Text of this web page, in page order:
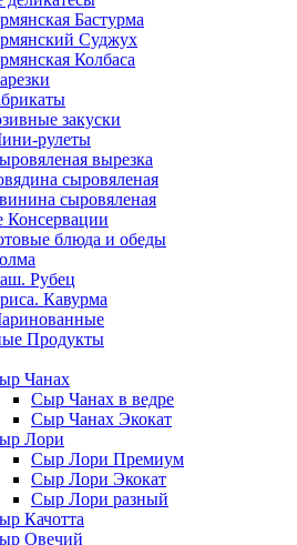
Бастурма
Суджух
Колбаса
закуски
рулеты
вырезка
сыровяленая
сыровяленая
блюда и обеды
Рубец
Кавурма
Продукты
Чанах
Сыр Чанах в ведре
Сыр Чанах Экокат
Лори
Сыр Лори Премиум
Сыр Лори Экокат
Сыр Лори разный
Качотта
Овечий